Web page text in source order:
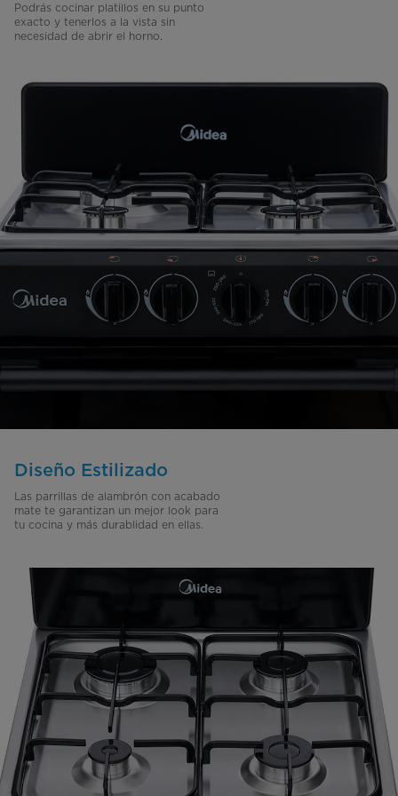
Podrás cocinar platillos en su punto
exacto y tenerlos a la vista sin
necesidad de abrir el horno.
Diseño Estilizado
Las parrillas de alambrón con acabado
mate te garantizan un mejor look para
tu cocina y más durablidad en ellas.